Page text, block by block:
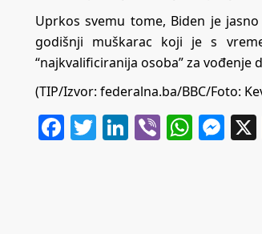
Uprkos svemu tome, Biden je
godišnji muškarac koji je s
“najkvalificiranija osoba” za vođenje
(TIP/Izvor: federalna.ba/BBC/Foto:
Facebook
Twitter
LinkedIn
Viber